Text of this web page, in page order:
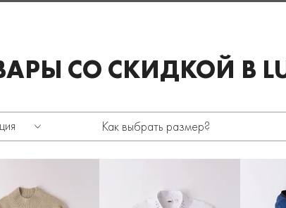
СО СКИДКОЙ В
Как выбрать размер?